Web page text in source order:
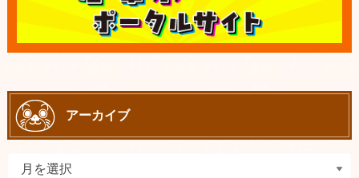
アーカイブ